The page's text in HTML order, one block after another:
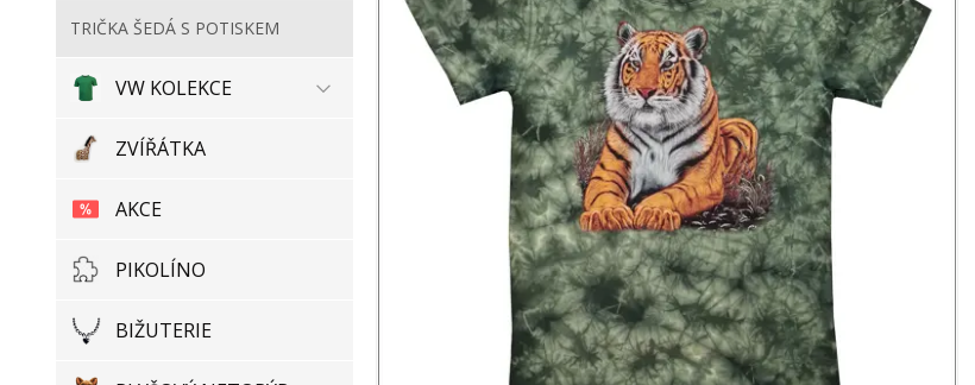
TRIČKA ŠEDÁ S POTISKEM
VW KOLEKCE
ZVÍŘÁTKA
AKCE
PIKOLÍNO
BIŽUTERIE